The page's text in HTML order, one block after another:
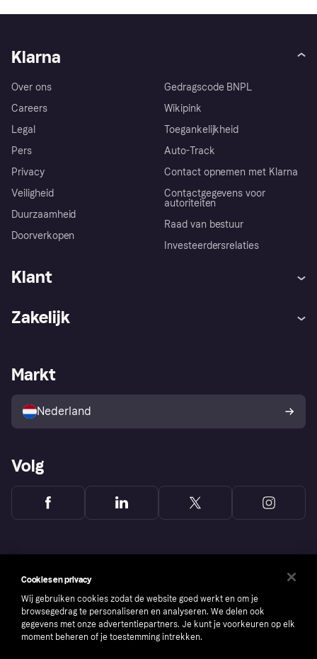
Klarna
Over ons
Careers
Legal
Pers
Privacy
Veiligheid
Duurzaamheid
Doorverkopen
Gedragscode BNPL
Wikipink
Toegankelijkheid
Auto-Track
Contact opnemen met Klarna
Contactgegevens voor
autoriteiten
Raad van bestuur
Investeerdersrelaties
Klant
Winkeloverzicht
Kopersbescherming voor
consumenten
Zakelijk
Zakelijke login
Markt
Nederland
Volg
Cookies en privacy
Wij gebruiken cookies zodat de website goed werkt en om je
browsegedrag te personaliseren en analyseren. We delen ook
gegevens met onze advertentiepartners. Je kunt je voorkeuren op elk
moment beheren of je toestemming intrekken.